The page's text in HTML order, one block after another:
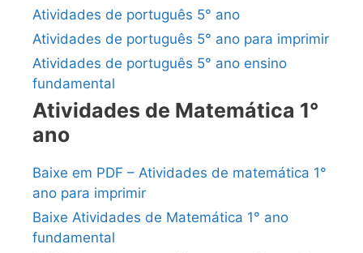
Atividades de português 5° ano
Atividades de português 5° ano para imprimir
Atividades de português 5° ano ensino
fundamental
Atividades de Matemática 1°
ano
Baixe em PDF – Atividades de matemática 1°
ano para imprimir
Baixe Atividades de Matemática 1° ano
fundamental